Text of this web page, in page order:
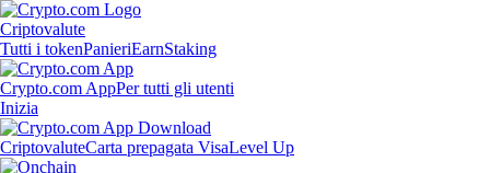
Criptovalute
Tutti i tokenPanieriEarnStaking
Crypto.com AppPer tutti gli utenti
Inizia
CriptovaluteCarta prepagata VisaLevel Up